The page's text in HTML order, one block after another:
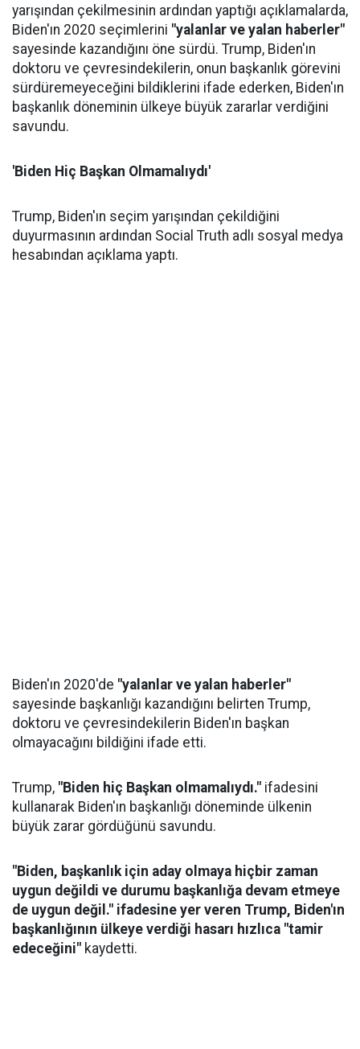
yarışından çekilmesinin ardından yaptığı açıklamalarda,
Biden'ın 2020 seçimlerini "yalanlar ve yalan haberler"
sayesinde kazandığını öne sürdü. Trump, Biden'ın
doktoru ve çevresindekilerin, onun başkanlık görevini
sürdüremeyeceğini bildiklerini ifade ederken, Biden'ın
başkanlık döneminin ülkeye büyük zararlar verdiğini
savundu.
'Biden Hiç Başkan Olmamalıydı'
Trump, Biden'ın seçim yarışından çekildiğini
duyurmasının ardından Social Truth adlı sosyal medya
hesabından açıklama yaptı.
Biden'ın 2020'de "yalanlar ve yalan haberler"
sayesinde başkanlığı kazandığını belirten Trump,
doktoru ve çevresindekilerin Biden'ın başkan
olmayacağını bildiğini ifade etti.
Trump, "Biden hiç Başkan olmamalıydı." ifadesini
kullanarak Biden'ın başkanlığı döneminde ülkenin
büyük zarar gördüğünü savundu.
"Biden, başkanlık için aday olmaya hiçbir zaman
uygun değildi ve durumu başkanlığa devam etmeye
de uygun değil." ifadesine yer veren Trump, Biden'ın
başkanlığının ülkeye verdiği hasarı hızlıca "tamir
edeceğini" kaydetti.